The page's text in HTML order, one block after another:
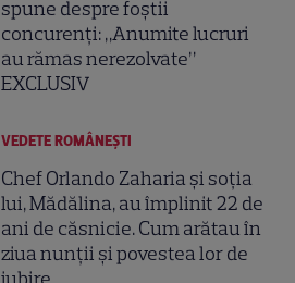
spune despre foștii
concurenți: „Anumite lucruri
au rămas nerezolvate”
EXCLUSIV
VEDETE ROMÂNEŞTI
Chef Orlando Zaharia și soția
lui, Mădălina, au împlinit 22 de
ani de căsnicie. Cum arătau în
ziua nunții și povestea lor de